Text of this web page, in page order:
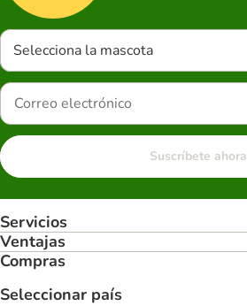
Selecciona la mascota
Suscríbete ahora
Servicios
Ventajas
Compras
Seleccionar país